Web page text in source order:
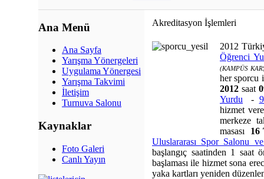
Ana Menü
Ana Sayfa
Yarışma Yönergeleri
Uygulama Yönergesi
Yarışma Takvimi
İletişim
Turnuva Salonu
Kaynaklar
Foto Galeri
Canlı Yayın
Akreditasyon İşlemleri
2012
Öğrenci
(KAMPÜS
her sporcu
2012 saat
Yurdu -
hizmet
merkeze
masası 16
Uluslararası Spor Salonu
başlangıç saatinden 1 saat
başlaması ile hizmet sona
yaka kartları yeniden